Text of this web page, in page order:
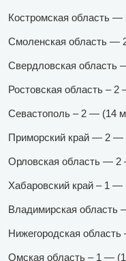
Костромская область
Смоленская область —
Свердловская область
Ростовская область –
Севастополь – 2 — (14
Приморский край — 2 —
Орловская область — 2
Хабаровский край – 1 —
Владимирская область
Нижегородская
Омская область – 1 —